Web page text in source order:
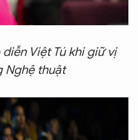
Việt Tú khi giữ vị
Nghệ thuật